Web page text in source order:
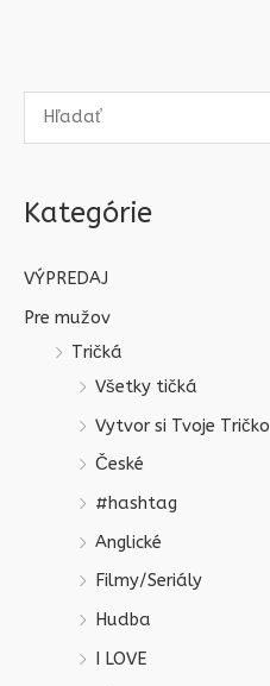
Kategórie
VÝPREDAJ
Pre mužov
Tričká
Všetky tičká
Vytvor si Tvoje Tričko
České
#hashtag
Anglické
Filmy/Seriály
Hudba
I LOVE